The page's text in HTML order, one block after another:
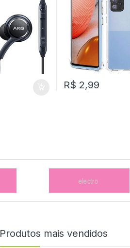
R$ 2,99
Produtos mais vendidos